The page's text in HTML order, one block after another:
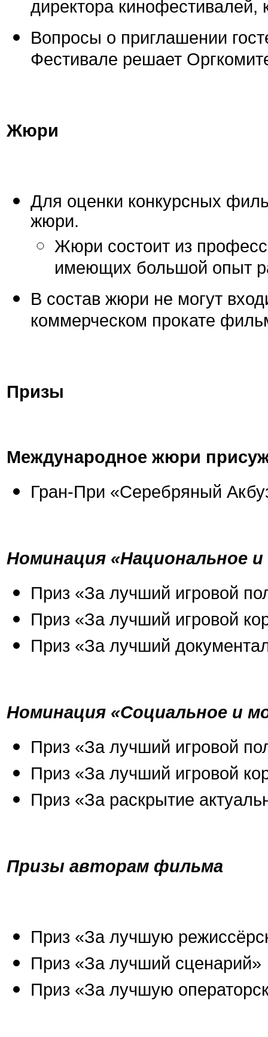
директора кинофестивалей,
Вопросы о приглашении
Фестивале решает
Жюри
Для оценки конкурсных
жюри.
Жюри состоит из
имеющих большой опыт
В состав жюри не могут
коммерческом прокате
Призы
Международное жюри
Гран-При «Серебряный
Номинация «Национальное и
Приз «За лучший игровой
Приз «За лучший игровой
Приз «За лучший
Номинация «Социальное и
Приз «За лучший игровой
Приз «За лучший игровой
Приз «За раскрытие
Призы авторам фильма
Приз «За лучшую
Приз «За лучший сценарий»
Приз «За лучшую